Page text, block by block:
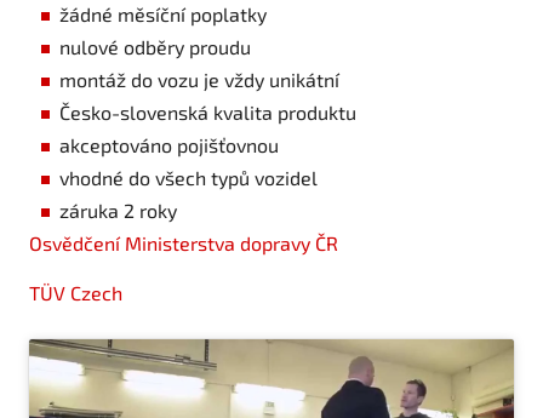
žádné měsíční poplatky
nulové odběry proudu
montáž do vozu je vždy unikátní
Česko-slovenská kvalita produktu
akceptováno pojišťovnou
vhodné do všech typů vozidel
záruka 2 roky
Osvědčení Ministerstva dopravy ČR
TÜV Czech